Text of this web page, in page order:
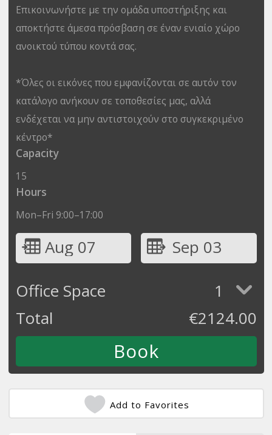
Επικοινωνήστε με την ομάδα υποστήριξης και
αποκτήστε άμεσα πρόσβαση σε έναν ενιαίο χώρο
ανοικτού τύπου κοντά σας.
*Όλες οι εικόνες που εμφανίζονται σε αυτόν τον
κατάλογο ανήκουν σε τοποθεσίες μας, αλλά
ενδέχεται να μην αντιστοιχούν στο συγκεκριμένο
κέντρο*
Capacity
15
Hours
Mon–Fri 9:00–17:00
Aug 07
Sep 03
Office Space
1
Total
€2124.00
Add to Favorites